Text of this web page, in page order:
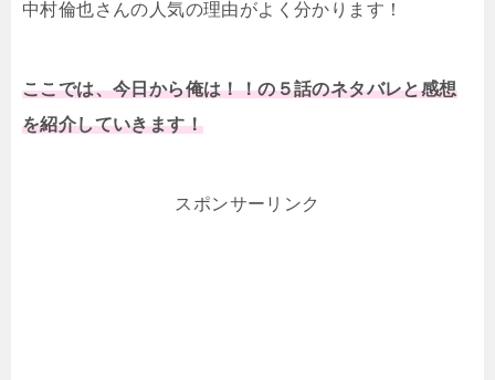
中村倫也さんの人気の理由がよく分かります！
ここでは、今日から俺は！！の５話のネタバレと感想
を紹介していきます！
スポンサーリンク